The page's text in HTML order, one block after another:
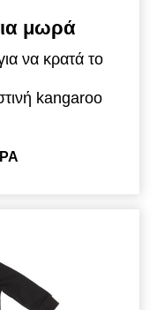
μωρά
να κρατά το
kangaroo
εύκολη